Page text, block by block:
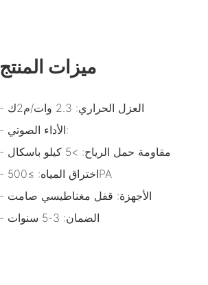
ميزات المنتج
- العزل الحراري: 2.3 وات/م2ك
- الأداء الصوتي:
- مقاومة حمل الرياح: >5 كيلو باسكال
- اختراق المياه: ≥500PA
- الأجهزة: قفل مغناطيسي صامت
- الضمان: 3-5 سنوات